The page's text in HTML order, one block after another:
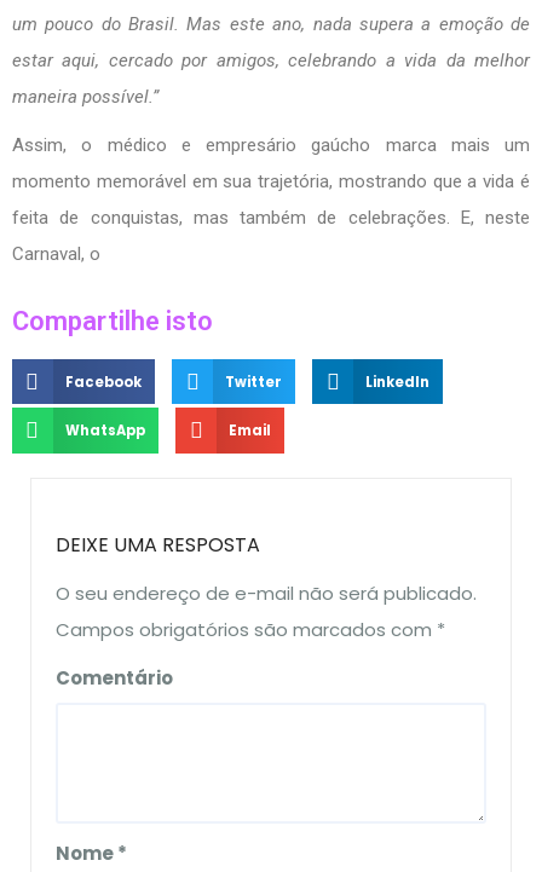
um pouco do Brasil. Mas este ano, nada supera a emoção de
estar aqui, cercado por amigos, celebrando a vida da melhor
maneira possível.”
Assim, o médico e empresário gaúcho marca mais um
momento memorável em sua trajetória, mostrando que a vida é
feita de conquistas, mas também de celebrações. E, neste
Carnaval, o
Compartilhe isto
Facebook Twitter LinkedIn
WhatsApp Email
DEIXE UMA RESPOSTA
O seu endereço de e-mail não será publicado.
Campos obrigatórios são marcados com *
Comentário
Nome*